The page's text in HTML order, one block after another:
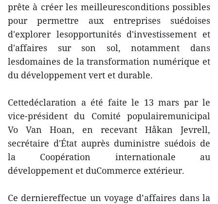
prête à créer les meilleuresconditions possibles
pour permettre aux entreprises suédoises
d'explorer lesopportunités d'investissement et
d'affaires sur son sol, notamment dans
lesdomaines de la transformation numérique et
du développement vert et durable.
Cettedéclaration a été faite le 13 mars par le
vice-président du Comité populairemunicipal
Vo Van Hoan, en recevant Håkan Jevrell,
secrétaire d'État auprès duministre suédois de
la Coopération internationale au
développement et duCommerce extérieur.
Ce derniereffectue un voyage d’affaires dans la